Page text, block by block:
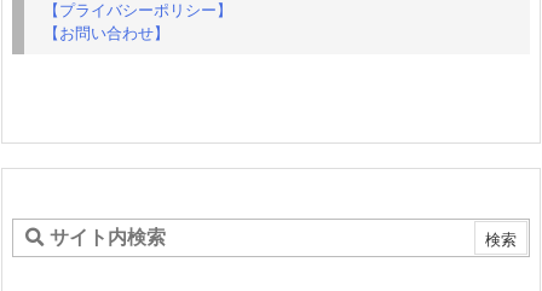
【プライバシーポリシー】
【お問い合わせ】